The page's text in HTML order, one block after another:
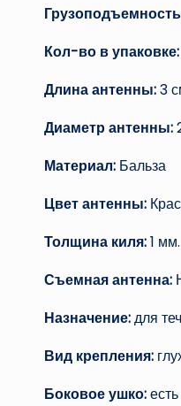
Кол-во в упаковке:
Длина антенны:3
Диаметр антенны:
Материал: Бальза
Цвет антенны:
Толщина киля:1 мм.
Съемная антенна:
Назначение:для
Вид крепления:
Боковое ушко:есть